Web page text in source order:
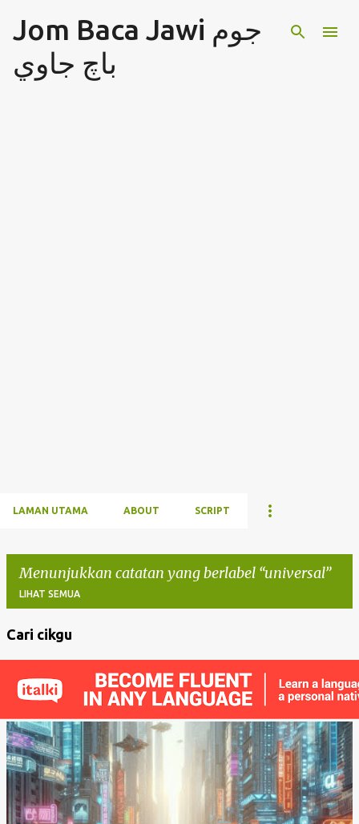
Langkau ke kandungan utamaJom Baca Jawi جوم
باچ جاوي
LAMAN UTAMA ABOUT SCRIPT
Menunjukkan catatan yang berlabel universal
LIHAT SEMUA
a
t
a
n
Cari cikgu